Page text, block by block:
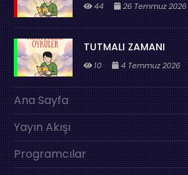
44 26 Temmuz 2026
TUTMALI ZAMANI
10 4 Temmuz 2026
Ana Sayfa
Yayın Akışı
Programcılar